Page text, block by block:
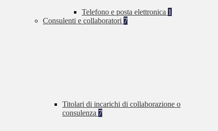
Telefono e posta elettronica 1
Consulenti e collaboratori 7
Titolari di incarichi di collaborazione o
consulenza 7